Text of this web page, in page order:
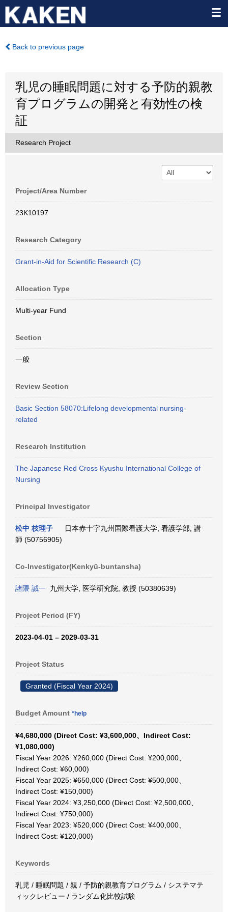
Back to previous page
乳児の睡眠問題に対する予防的親教
育プログラムの開発と有効性の検
証
Research Project
Project/Area Number
23K10197
Research Category
Grant-in-Aid for Scientific Research (C)
Allocation Type
Multi-year Fund
Section
一般
Review Section
Basic Section 58070:Lifelong developmental nursing-
related
Research Institution
The Japanese Red Cross Kyushu International College of
Nursing
Principal Investigator
松中 枝理子
日本赤十字九州国際看護大学, 看護学部, 講
師 (50756905)
Co-Investigator(Kenkyū-buntansha)
諸隈 誠一 九州大学, 医学研究院, 教授 (50380639)
Project Period (FY)
2023-04-01 – 2029-03-31
Project Status
Granted (Fiscal Year 2024)
Budget Amount *help
¥4,680,000 (Direct Cost: ¥3,600,000、Indirect Cost:
¥1,080,000)
Fiscal Year 2026: ¥260,000 (Direct Cost: ¥200,000、
Indirect Cost: ¥60,000)
Fiscal Year 2025: ¥650,000 (Direct Cost: ¥500,000、
Indirect Cost: ¥150,000)
Fiscal Year 2024: ¥3,250,000 (Direct Cost: ¥2,500,000、
Indirect Cost: ¥750,000)
Fiscal Year 2023: ¥520,000 (Direct Cost: ¥400,000、
Indirect Cost: ¥120,000)
Keywords
乳児 / 睡眠問題 / 親 / 予防的親教育プログラム / システマテ
ィックレビュー / ランダム化比較試験